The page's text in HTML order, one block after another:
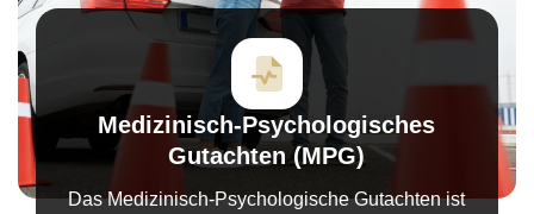
Medizinisch-Psychologisches
Gutachten (MPG)
Das Medizinisch-Psychologische Gutachten ist